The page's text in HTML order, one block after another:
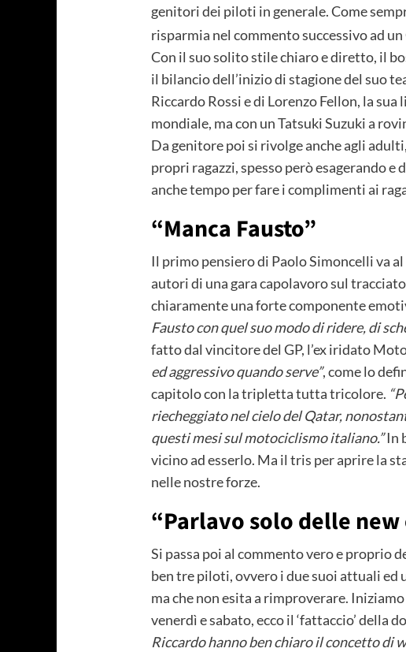
genitori dei piloti in generale. Come
risparmia nel commento successivo ad
Con il suo solito stile chiaro e diretto, il
il bilancio dell’inizio di stagione del suo
Riccardo Rossi e di Lorenzo Fellon, la
mondiale, ma con un Tatsuki Suzuki a
Da genitore poi si rivolge anche agli
propri ragazzi, spesso però esagerando e
anche tempo per fare i complimenti ai
“Manca Fausto”
Il primo pensiero di Paolo Simoncelli va
autori di una gara capolavoro sul
chiaramente una forte componente
Fausto con quel suo modo di ridere, di
fatto dal vincitore del GP, l’ex iridato
ed aggressivo quando serve”, come lo
capitolo con la tripletta tutta tricolore.
riecheggiato nel cielo del Qatar,
questi mesi sul motociclismo italiano.”In
vicino ad esserlo. Ma il tris per aprire la
nelle nostre forze.
“Parlavo solo delle
Si passa poi al commento vero e proprio
ben tre piloti, ovvero i due suoi attuali ed
ma che non esita a rimproverare.
venerdì e sabato, ecco il ‘fattaccio’ della
Riccardo hanno ben chiaro il concetto di